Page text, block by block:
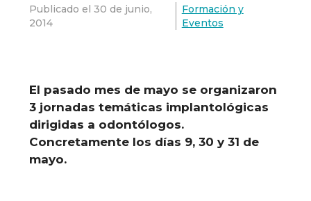
Publicado el 30 de junio,
2014
Formación y
Eventos
El pasado mes de mayo se organizaron
3 jornadas temáticas implantológicas
dirigidas a odontólogos.
Concretamente los días 9, 30 y 31 de
mayo.